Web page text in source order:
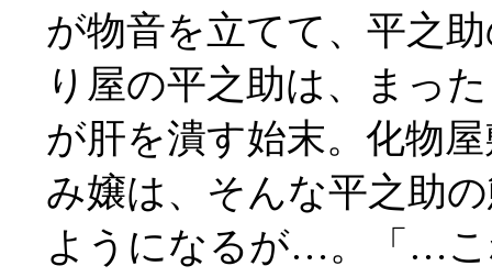
が物音を立てて、平之
り屋の平之助は、まっ
が肝を潰す始末。化物
み嬢は、そんな平之助
ようになるが…。「…こ